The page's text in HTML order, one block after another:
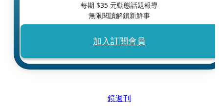
每期 $35 元動態話題報導
無限閱讀解鎖新鮮事
加入訂閱會員
鏡週刊